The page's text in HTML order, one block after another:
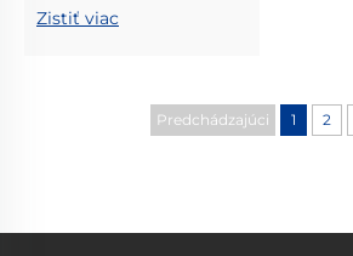
EESA China Energy
Zistiť viac
Predchádzajúci 1 2